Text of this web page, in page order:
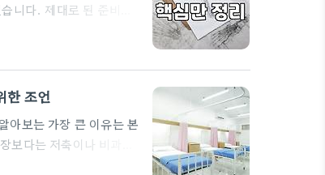
니다. 제대로 된 준비를
낳아 부양해야 할 책임
이라면 가장의 갑작스러
보험은…
한 조언
아보는 가장 큰 이유는 본
다는 저축이나 비과세